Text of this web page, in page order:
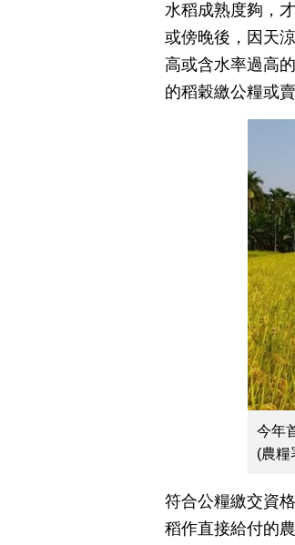
水稻成熟度夠，
或傍晚後，因天
高或含水率過高
的稻穀繳公糧或
今年
(農糧
符合公糧繳交資
稻作直接給付的